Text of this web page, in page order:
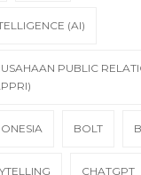
(AI)
PUBLIC
BOLT
CHATGPT